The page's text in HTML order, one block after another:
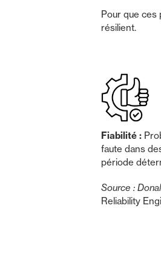
Pour que ces
résilient.
Fiabilité :
faute dans
période
Source :
Reliability